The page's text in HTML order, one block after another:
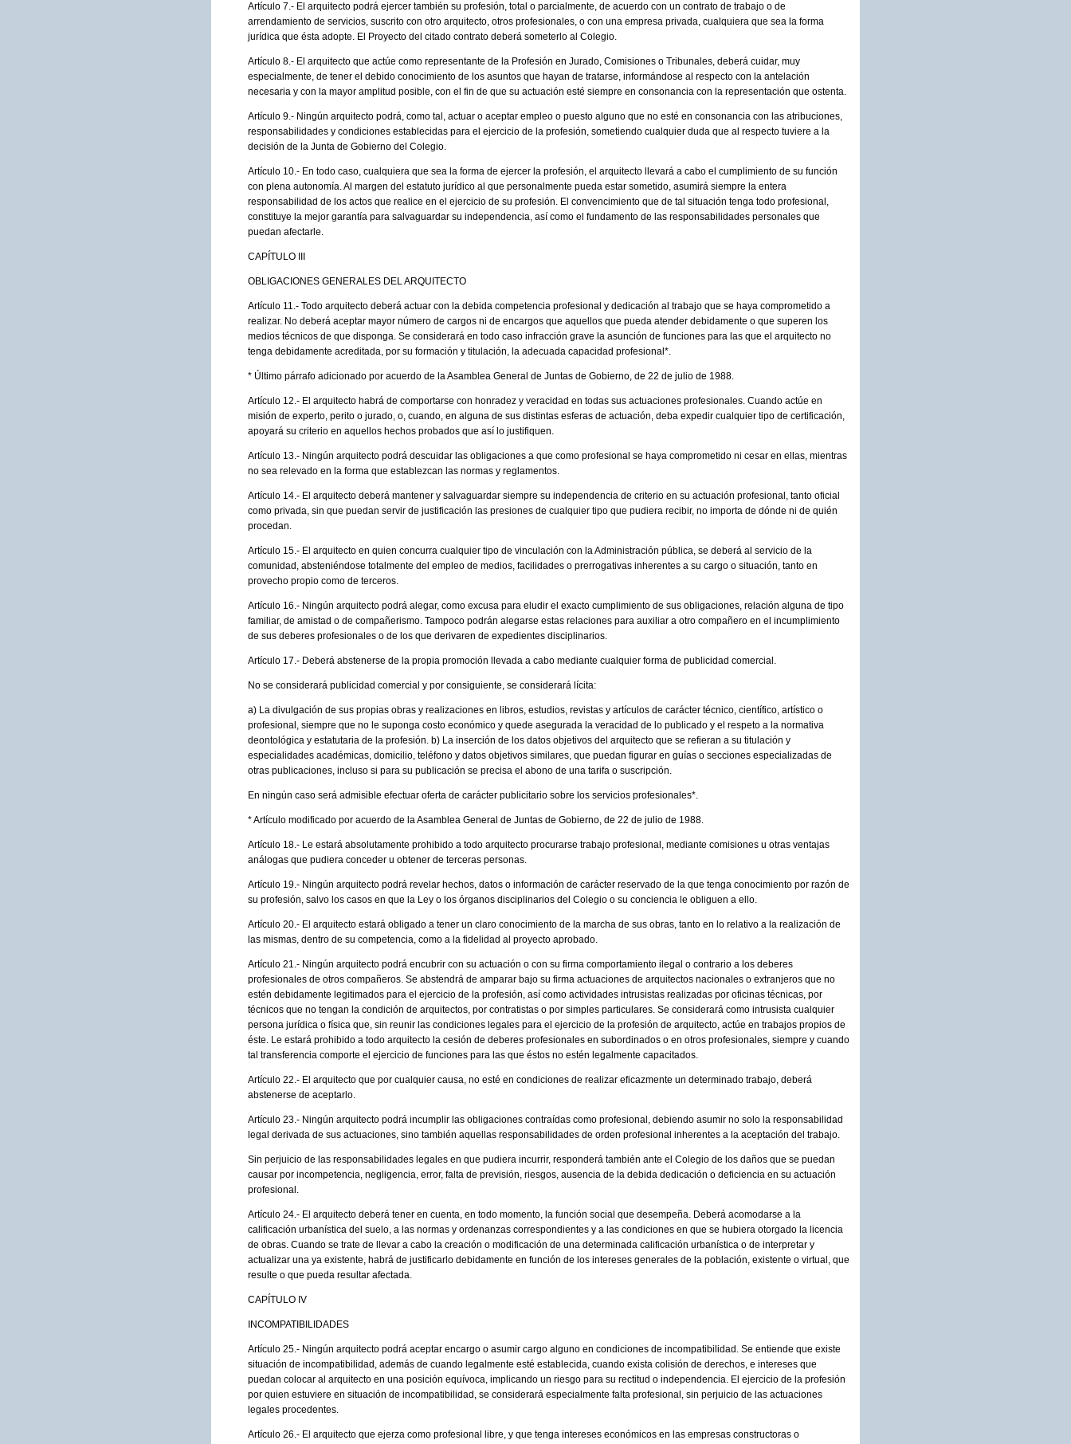
Artículo 7.- El arquitecto podrá ejercer también su profesión, total o parcialmente, de acuerdo con un contrato de trabajo o de
arrendamiento de servicios, suscrito con otro arquitecto, otros profesionales, o con una empresa privada, cualquiera que sea la forma
jurídica que ésta adopte. El Proyecto del citado contrato deberá someterlo al Colegio.
Artículo 8.- El arquitecto que actúe como representante de la Profesión en Jurado, Comisiones o Tribunales, deberá cuidar, muy
especialmente, de tener el debido conocimiento de los asuntos que hayan de tratarse, informándose al respecto con la antelación
necesaria y con la mayor amplitud posible, con el fin de que su actuación esté siempre en consonancia con la representación que ostenta.
Artículo 9.- Ningún arquitecto podrá, como tal, actuar o aceptar empleo o puesto alguno que no esté en consonancia con las atribuciones,
responsabilidades y condiciones establecidas para el ejercicio de la profesión, sometiendo cualquier duda que al respecto tuviere a la
decisión de la Junta de Gobierno del Colegio.
Artículo 10.- En todo caso, cualquiera que sea la forma de ejercer la profesión, el arquitecto llevará a cabo el cumplimiento de su función
con plena autonomía. Al margen del estatuto jurídico al que personalmente pueda estar sometido, asumirá siempre la entera
responsabilidad de los actos que realice en el ejercicio de su profesión. El convencimiento que de tal situación tenga todo profesional,
constituye la mejor garantía para salvaguardar su independencia, así como el fundamento de las responsabilidades personales que
puedan afectarle.
CAPÍTULO III
OBLIGACIONES GENERALES DEL ARQUITECTO
Artículo 11.- Todo arquitecto deberá actuar con la debida competencia profesional y dedicación al trabajo que se haya comprometido a
realizar. No deberá aceptar mayor número de cargos ni de encargos que aquellos que pueda atender debidamente o que superen los
medios técnicos de que disponga. Se considerará en todo caso infracción grave la asunción de funciones para las que el arquitecto no
tenga debidamente acreditada, por su formación y titulación, la adecuada capacidad profesional*.
* Último párrafo adicionado por acuerdo de la Asamblea General de Juntas de Gobierno, de 22 de julio de 1988.
Artículo 12.- El arquitecto habrá de comportarse con honradez y veracidad en todas sus actuaciones profesionales. Cuando actúe en
misión de experto, perito o jurado, o, cuando, en alguna de sus distintas esferas de actuación, deba expedir cualquier tipo de certificación,
apoyará su criterio en aquellos hechos probados que así lo justifiquen.
Artículo 13.- Ningún arquitecto podrá descuidar las obligaciones a que como profesional se haya comprometido ni cesar en ellas, mientras
no sea relevado en la forma que establezcan las normas y reglamentos.
Artículo 14.- El arquitecto deberá mantener y salvaguardar siempre su independencia de criterio en su actuación profesional, tanto oficial
como privada, sin que puedan servir de justificación las presiones de cualquier tipo que pudiera recibir, no importa de dónde ni de quién
procedan.
Artículo 15.- El arquitecto en quien concurra cualquier tipo de vinculación con la Administración pública, se deberá al servicio de la
comunidad, absteniéndose totalmente del empleo de medios, facilidades o prerrogativas inherentes a su cargo o situación, tanto en
provecho propio como de terceros.
Artículo 16.- Ningún arquitecto podrá alegar, como excusa para eludir el exacto cumplimiento de sus obligaciones, relación alguna de tipo
familiar, de amistad o de compañerismo. Tampoco podrán alegarse estas relaciones para auxiliar a otro compañero en el incumplimiento
de sus deberes profesionales o de los que derivaren de expedientes disciplinarios.
Artículo 17.- Deberá abstenerse de la propia promoción llevada a cabo mediante cualquier forma de publicidad comercial.
No se considerará publicidad comercial y por consiguiente, se considerará lícita:
a) La divulgación de sus propias obras y realizaciones en libros, estudios, revistas y artículos de carácter técnico, científico, artístico o
profesional, siempre que no le suponga costo económico y quede asegurada la veracidad de lo publicado y el respeto a la normativa
deontológica y estatutaria de la profesión. b) La inserción de los datos objetivos del arquitecto que se refieran a su titulación y
especialidades académicas, domicilio, teléfono y datos objetivos similares, que puedan figurar en guías o secciones especializadas de
otras publicaciones, incluso si para su publicación se precisa el abono de una tarifa o suscripción.
En ningún caso será admisible efectuar oferta de carácter publicitario sobre los servicios profesionales*.
* Artículo modificado por acuerdo de la Asamblea General de Juntas de Gobierno, de 22 de julio de 1988.
Artículo 18.- Le estará absolutamente prohibido a todo arquitecto procurarse trabajo profesional, mediante comisiones u otras ventajas
análogas que pudiera conceder u obtener de terceras personas.
Artículo 19.- Ningún arquitecto podrá revelar hechos, datos o información de carácter reservado de la que tenga conocimiento por razón de
su profesión, salvo los casos en que la Ley o los órganos disciplinarios del Colegio o su conciencia le obliguen a ello.
Artículo 20.- El arquitecto estará obligado a tener un claro conocimiento de la marcha de sus obras, tanto en lo relativo a la realización de
las mismas, dentro de su competencia, como a la fidelidad al proyecto aprobado.
Artículo 21.- Ningún arquitecto podrá encubrir con su actuación o con su firma comportamiento ilegal o contrario a los deberes
profesionales de otros compañeros. Se abstendrá de amparar bajo su firma actuaciones de arquitectos nacionales o extranjeros que no
estén debidamente legitimados para el ejercicio de la profesión, así como actividades intrusistas realizadas por oficinas técnicas, por
técnicos que no tengan la condición de arquitectos, por contratistas o por simples particulares. Se considerará como intrusista cualquier
persona jurídica o física que, sin reunir las condiciones legales para el ejercicio de la profesión de arquitecto, actúe en trabajos propios de
éste. Le estará prohibido a todo arquitecto la cesión de deberes profesionales en subordinados o en otros profesionales, siempre y cuando
tal transferencia comporte el ejercicio de funciones para las que éstos no estén legalmente capacitados.
Artículo 22.- El arquitecto que por cualquier causa, no esté en condiciones de realizar eficazmente un determinado trabajo, deberá
abstenerse de aceptarlo.
Artículo 23.- Ningún arquitecto podrá incumplir las obligaciones contraídas como profesional, debiendo asumir no solo la responsabilidad
legal derivada de sus actuaciones, sino también aquellas responsabilidades de orden profesional inherentes a la aceptación del trabajo.
Sin perjuicio de las responsabilidades legales en que pudiera incurrir, responderá también ante el Colegio de los daños que se puedan
causar por incompetencia, negligencia, error, falta de previsión, riesgos, ausencia de la debida dedicación o deficiencia en su actuación
profesional.
Artículo 24.- El arquitecto deberá tener en cuenta, en todo momento, la función social que desempeña. Deberá acomodarse a la
calificación urbanística del suelo, a las normas y ordenanzas correspondientes y a las condiciones en que se hubiera otorgado la licencia
de obras. Cuando se trate de llevar a cabo la creación o modificación de una determinada calificación urbanística o de interpretar y
actualizar una ya existente, habrá de justificarlo debidamente en función de los intereses generales de la población, existente o virtual, que
resulte o que pueda resultar afectada.
CAPÍTULO IV
INCOMPATIBILIDADES
Artículo 25.- Ningún arquitecto podrá aceptar encargo o asumir cargo alguno en condiciones de incompatibilidad. Se entiende que existe
situación de incompatibilidad, además de cuando legalmente esté establecida, cuando exista colisión de derechos, e intereses que
puedan colocar al arquitecto en una posición equívoca, implicando un riesgo para su rectitud o independencia. El ejercicio de la profesión
por quien estuviere en situación de incompatibilidad, se considerará especialmente falta profesional, sin perjuicio de las actuaciones
legales procedentes.
Artículo 26.- El arquitecto que ejerza como profesional libre, y que tenga intereses económicos en las empresas constructoras o